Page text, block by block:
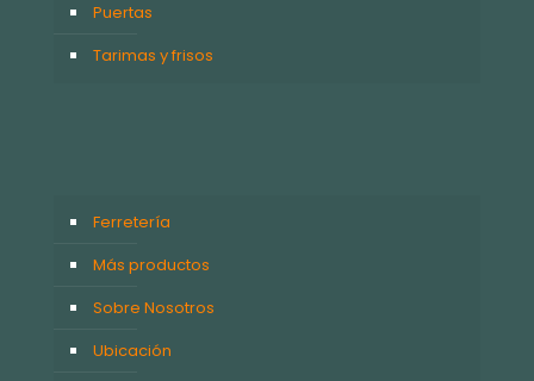
Puertas
Tarimas y frisos
Ferretería
Más productos
Sobre Nosotros
Ubicación